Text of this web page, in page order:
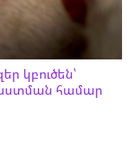
կբուծեն՝
համար